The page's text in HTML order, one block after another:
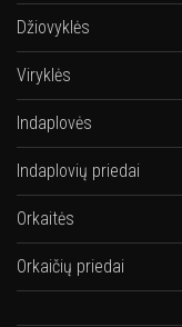
Džiovyklės
Viryklės
Indaplovės
Indaplovių priedai
Orkaitės
Orkaičių priedai